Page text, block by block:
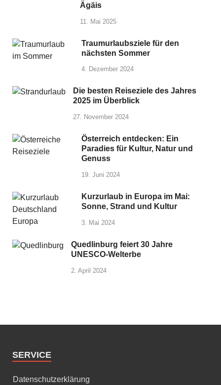
Ägäis
11. Mai 2025
Traumurlaubsziele für den
nächsten Sommer
4. Dezember 2024
Die besten Reiseziele des Jahres
2025 im Überblick
27. November 2024
Österreich entdecken: Ein
Paradies für Kultur, Natur und
Genuss
19. Juni 2024
Kurzurlaub in Europa im Mai:
Sonne, Strand und Kultur
3. Mai 2024
Quedlinburg feiert 30 Jahre
UNESCO-Welterbe
2. April 2024
SERVICE
Datenschutzerklärung